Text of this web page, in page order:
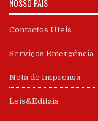
NOSSO PAÍS
Contactos Úteis
Serviços Emergência
Nota de Imprensa
Leis&Editais